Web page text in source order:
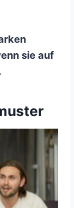
sie auf